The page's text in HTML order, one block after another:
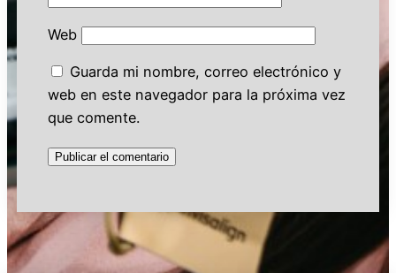
Web
Guarda mi nombre, correo electrónico y
web en este navegador para la próxima vez
que comente.